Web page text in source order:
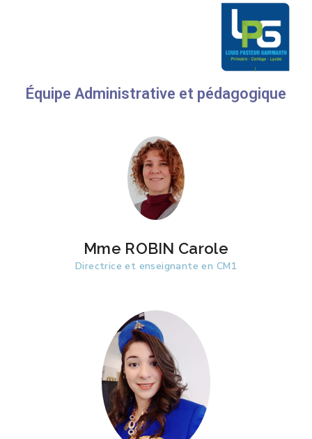
Équipe Administrative et pédagogique
Mme ROBIN Carole
Directrice et enseignante en CM1